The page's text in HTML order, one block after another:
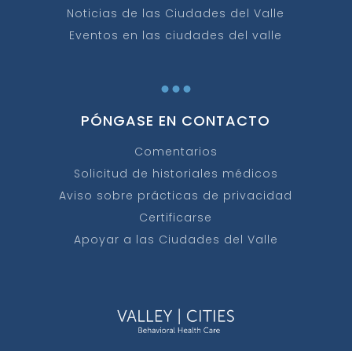
Noticias de las Ciudades del Valle
Eventos en las ciudades del valle
...
PÓNGASE EN CONTACTO
Comentarios
Solicitud de historiales médicos
Aviso sobre prácticas de privacidad
Certificarse
Apoyar a las Ciudades del Valle